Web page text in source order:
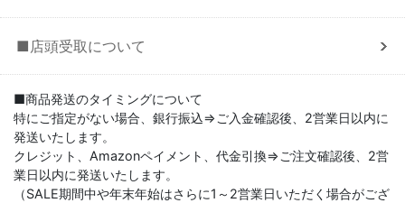
■店頭受取について
■商品発送のタイミングについて
特にご指定がない場合、銀行振込⇒ご入金確認後、2営業日以内に
発送いたします。
クレジット、Amazonペイメント、代金引換⇒ご注文確認後、2営
業日以内に発送いたします。
（SALE期間中や年末年始はさらに1～2営業日いただく場合がござ